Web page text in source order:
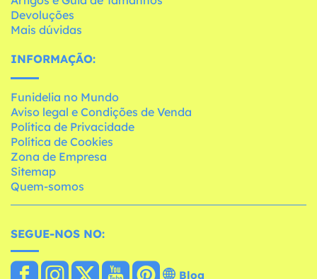
Devoluções
Mais dúvidas
INFORMAÇÃO:
Funidelia no Mundo
Aviso legal e Condições de Venda
Política de Privacidade
Política de Cookies
Zona de Empresa
Sitemap
Quem-somos
SEGUE-NOS NO:
Blog